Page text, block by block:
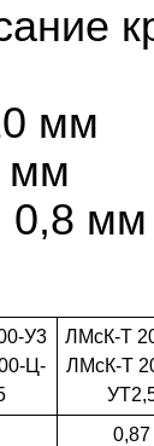
мм
мм
0,8 мм
У3
Ц-
ЛМсК-Т
ЛМсК-Т
0,87